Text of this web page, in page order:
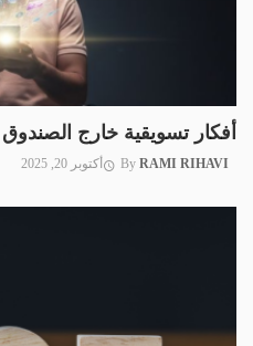
أفكار تسويقية خارج الصندوق :
By RAMI RIHAVI أكتوبر 20, 2025